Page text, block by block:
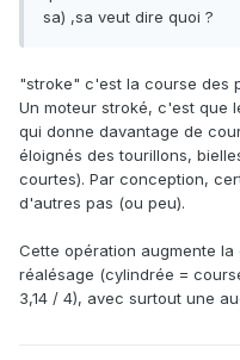
sa) ,sa veut dire quoi ?
"stroke" c'est la course des
Un moteur stroké, c'est que
qui donne davantage de
éloignés des tourillons,
courtes). Par conception,
d'autres pas (ou peu).
Cette opération augmente
réalésage (cylindrée =
3,14 / 4), avec surtout une